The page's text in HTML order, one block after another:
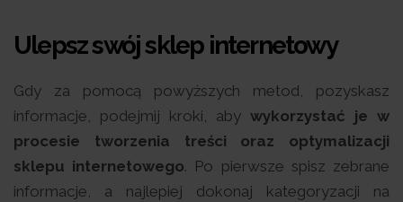
Ulepsz swój sklep internetowy
Gdy za pomocą powyższych metod, pozyskasz
informacje, podejmij kroki, aby wykorzystać je w
procesie tworzenia treści oraz optymalizacji
sklepu internetowego. Po pierwsze spisz zebrane
informacje, a najlepiej dokonaj kategoryzacji na